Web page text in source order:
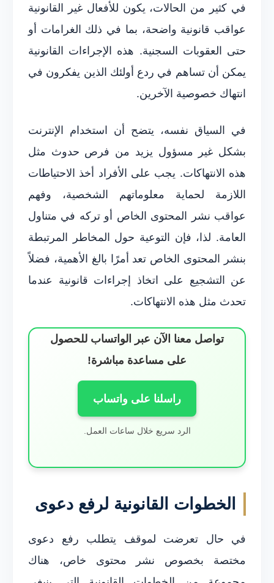
في كثير من الحالات، يكون للأفعال غير القانونية
عواقب قانونية واضحة، بما في ذلك الغرامات أو
حتى العقوبات السجنية. هذه الإجراءات القانونية
يمكن أن تساهم في ردع أولئك الذين يفكرون في
انتهاك خصوصية الآخرين.
في السياق نفسه، يتضح أن استخدام الإنترنت
بشكل غير مسؤول يزيد من فرص حدوث مثل
هذه الانتهاكات. يجب على الأفراد أخذ الاحتياطات
اللازمة لحماية معلوماتهم الشخصية، وفهم
عواقب نشر المحتوى الخاص أو تركه في متناول
العامة. لذا، فإن التوعية حول المخاطر المرتبطة
بنشر المحتوى الخاص تعد أمرًا بالغ الأهمية، فضلاً
عن التشجيع على اتخاذ إجراءات قانونية عندما
تحدث مثل هذه الانتهاكات.
تواصل معنا الآن عبر الواتساب للحصول
على مساعدة مباشرة!
راسلنا على واتساب
الرد سريع خلال ساعات العمل.
الخطوات القانونية لرفع دعوى
في حال تعرضت لموقف يتطلب رفع دعوى
مختصة بخصوص نشر محتوى خاص، هناك